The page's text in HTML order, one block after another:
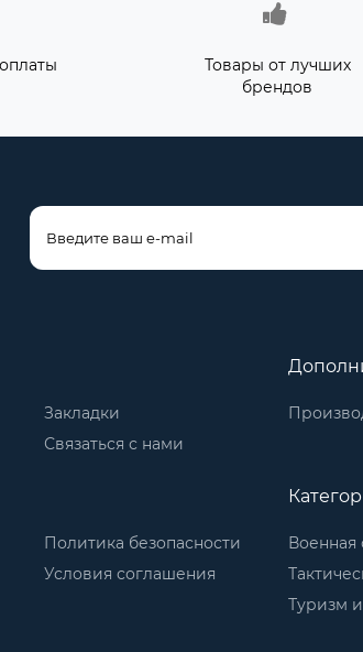
Товары от лучших
брендов
Закладки
Связаться с нами
Политика безопасности
Условия соглашения
Военная
Туризм